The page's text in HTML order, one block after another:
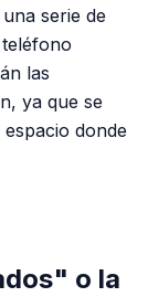
serie de
las
ya que se
donde
o la